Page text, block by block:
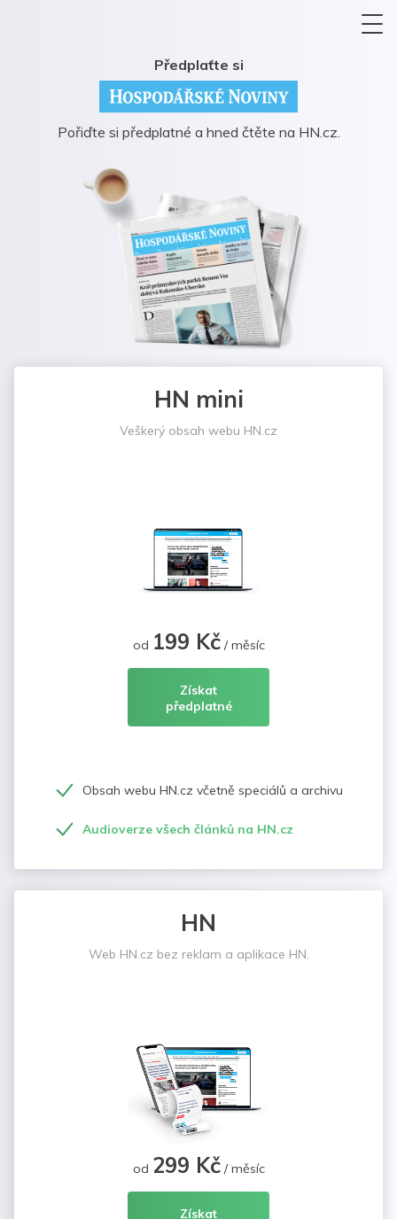
Předplaťte si
Pořiďte si předplatné a hned čtěte na HN.cz.
HN mini
Veškerý obsah webu HN.cz
od 199 Kč/ měsíc
Získat
předplatné
Obsah webu HN.cz včetně speciálů a archivu
Audioverze všech článků na HN.cz
HN
Web HN.cz bez reklam a aplikace HN.
od 299 Kč/ měsíc
Získat